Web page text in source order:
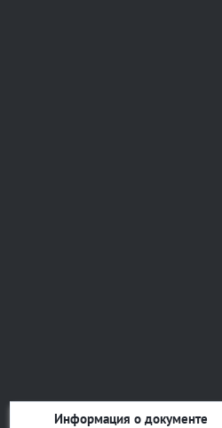
Информация о документе